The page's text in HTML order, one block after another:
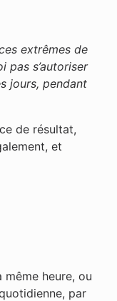
extrêmes de
pas s’autoriser
jours, pendant
de résultat,
et
heure, ou
par